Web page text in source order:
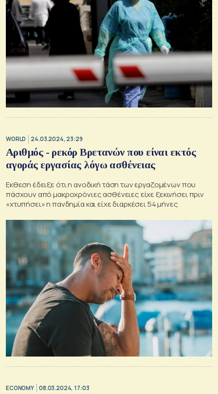
WORLD 24.03.2024, 23:29
Αριθμός - ρεκόρ Βρετανών που είναι εκτός
αγοράς εργασίας λόγω ασθένειας
Εκθεση έδειξε ότι η ανοδική τάση των εργαζομένων που
πάσχουν από μακροχρόνιες ασθένειες είχε ξεκινήσει πριν
«χτυπήσει» η πανδημία και είχε διαρκέσει 54 μήνες
ECONOMY 08.03.2024, 17:03